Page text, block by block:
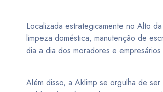
Localizada estrategicamente no Alto
limpeza doméstica, manutenção de
dia a dia dos moradores e
Além disso, a Aklimp se orgulha de